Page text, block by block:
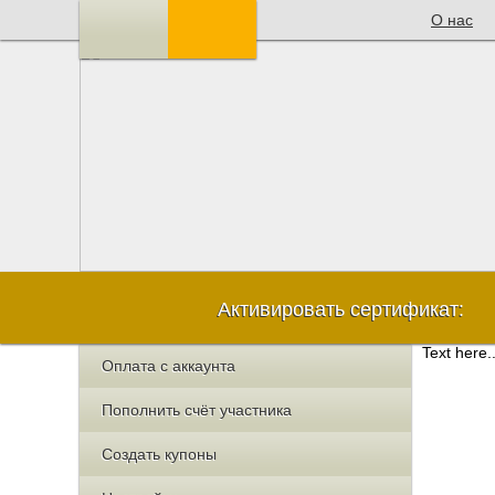
О нас
Активировать сертификат:
Оплата с аккаунта
Пополнить счёт участника
Создать купоны
Text here....